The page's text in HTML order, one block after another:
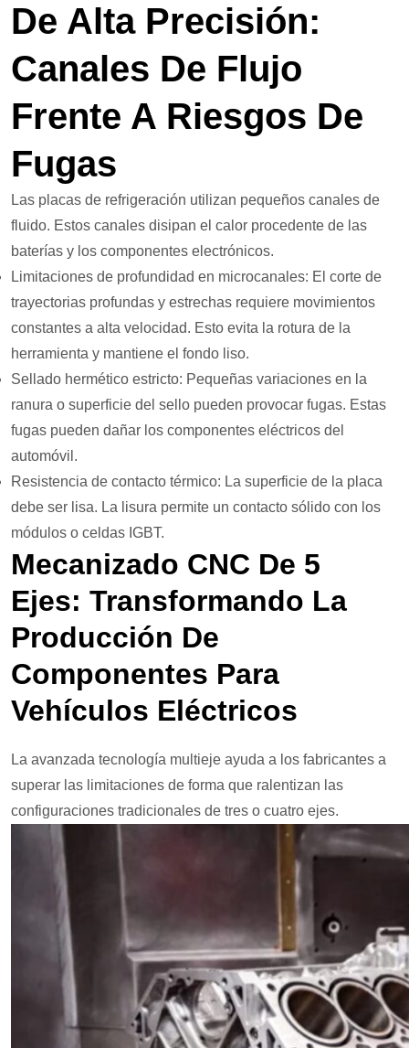
De Alta Precisión:
Canales De Flujo
Frente A Riesgos De
Fugas
Las placas de refrigeración utilizan pequeños canales de
fluido. Estos canales disipan el calor procedente de las
baterías y los componentes electrónicos.
Limitaciones de profundidad en microcanales: El corte de
trayectorias profundas y estrechas requiere movimientos
constantes a alta velocidad. Esto evita la rotura de la
herramienta y mantiene el fondo liso.
Sellado hermético estricto: Pequeñas variaciones en la
ranura o superficie del sello pueden provocar fugas. Estas
fugas pueden dañar los componentes eléctricos del
automóvil.
Resistencia de contacto térmico: La superficie de la placa
debe ser lisa. La lisura permite un contacto sólido con los
módulos o celdas IGBT.
Mecanizado CNC De 5
Ejes: Transformando La
Producción De
Componentes Para
Vehículos Eléctricos
La avanzada tecnología multieje ayuda a los fabricantes a
superar las limitaciones de forma que ralentizan las
configuraciones tradicionales de tres o cuatro ejes.